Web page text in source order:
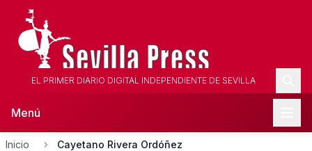
EL PRIMER DIARIO DIGITAL INDEPENDIENTE DE SEVILLA
Menú
Inicio Cayetano Rivera Ordóñez